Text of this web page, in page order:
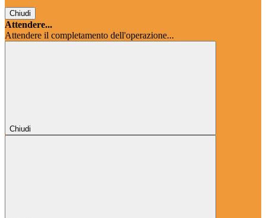
Chiudi
Attendere...
Attendere il completamento dell'operazione...
Chiudi